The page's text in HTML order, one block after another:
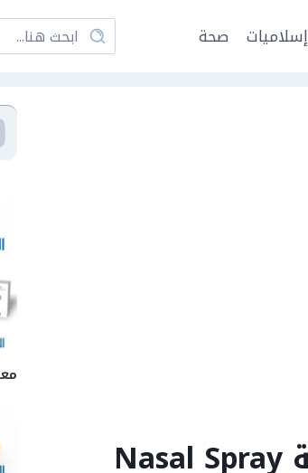
إسلاميات صحة
أفضل 05 بخاخ الجيوب الأنفية Nasal Spray